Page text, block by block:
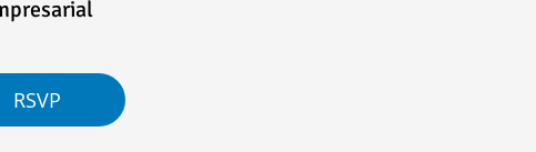
RSVP